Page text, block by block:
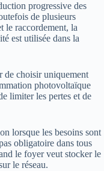
progressive des
de plusieurs
le raccordement, la
est utilisée dans la
de choisir uniquement
photovoltaïque
limiter les pertes et de
lorsque les besoins sont
obligatoire dans tous
le foyer veut stocker le
le réseau.